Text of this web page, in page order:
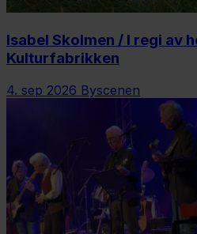
Isabel Skolmen / I regi av
Kulturfabrikken
4. sep 2026 Byscenen